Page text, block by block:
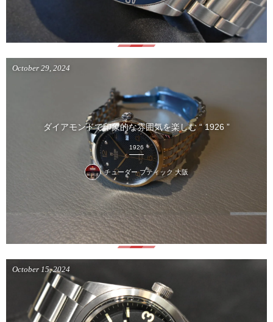
ダイアモンドで印象的な雰囲気を楽しむ “ 1926 ”
October 29, 2024
1926
チューダー ブティック 大阪
October 15,2024